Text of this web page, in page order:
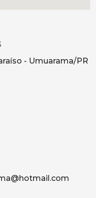
- Umuarama/PR